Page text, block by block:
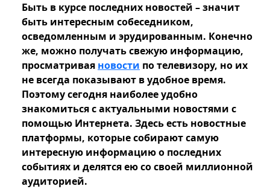
Быть в курсе последних новостей – значит
быть интересным собеседником,
осведомленным и эрудированным. Конечно
же, можно получать свежую информацию,
просматривая новости по телевизору, но их
не всегда показывают в удобное время.
Поэтому сегодня наиболее удобно
знакомиться с актуальными новостями с
помощью Интернета. Здесь есть новостные
платформы, которые собирают самую
интересную информацию о последних
событиях и делятся ею со своей миллионной
аудиторией.